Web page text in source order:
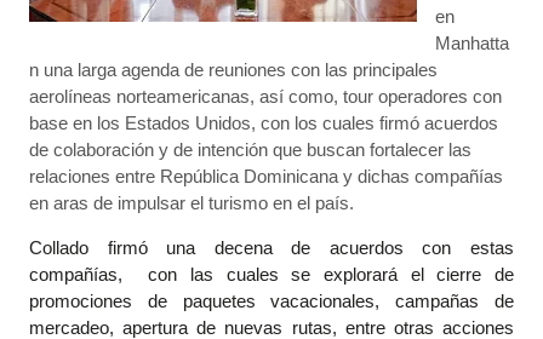
en
Manhatta
n una larga agenda de reuniones con las principales
aerolíneas norteamericanas, así como, tour operadores con
base en los Estados Unidos, con los cuales firmó acuerdos
de colaboración y de intención que buscan fortalecer las
relaciones entre República Dominicana y dichas compañías
en aras de impulsar el turismo en el país.
Collado firmó una decena de acuerdos con estas
compañías, con las cuales se explorará el cierre de
promociones de paquetes vacacionales, campañas de
mercadeo, apertura de nuevas rutas, entre otras acciones